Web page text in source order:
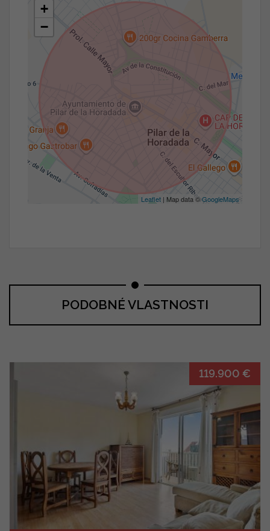
+
−
Leaflet | Map data ©GoogleMaps
PODOBNÉ VLASTNOSTI
119.900 €